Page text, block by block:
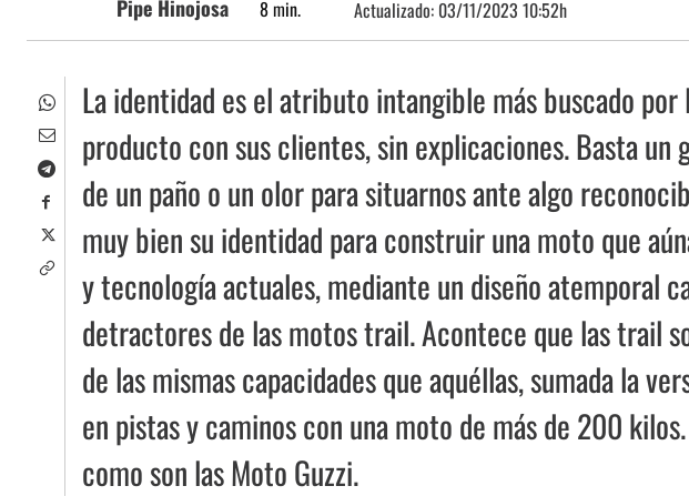
Pipe Hinojosa 8min. Actualizado: 03/11/2023 10:52h
La identidad es el atributo intangible más buscado
producto con sus clientes, sin explicaciones. Basta un
de un paño o un olor para situarnos ante algo
muy bien su identidad para construir una moto que
y tecnología actuales, mediante un diseño atemporal
detractores de las motos trail. Acontece que las trail
de las mismas capacidades que aquéllas, sumada la
en pistas y caminos con una moto de más de 200
como son las Moto Guzzi.